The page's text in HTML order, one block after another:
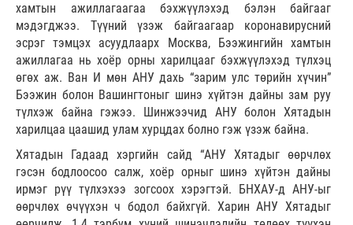
хамтын ажиллагаагаа бэхжүүлэхэд бэлэн байгааг
мэдэгджээ. Түүний үзэж байгаагаар коронавирусний
эсрэг тэмцэх асуудлаарх Москва, Бээжингийн хамтын
ажиллагаа нь хоёр орны харилцааг бэхжүүлэхэд түлхэц
өгөх аж. Ван И мөн АНУ дахь “зарим улс төрийн хүчин”
Бээжин болон Вашингтоныг шинэ хүйтэн дайны зам руу
түлхэж байна гэжээ. Шинжээчид АНУ болон Хятадын
харилцаа цаашид улам хурцдах болно гэж үзэж байна.
Хятадын Гадаад хэргийн сайд “АНУ Хятадыг өөрчлөх
гэсэн бодлоосоо салж, хоёр орныг шинэ хүйтэн дайны
ирмэг рүү түлхэхээ зогсоох хэрэгтэй. БНХАУ-д АНУ-ыг
өөрчлөх өчүүхэн ч бодол байхгүй. Харин АНУ Хятадыг